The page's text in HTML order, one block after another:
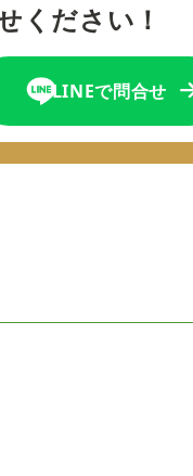
ください！
LINEで問合せ